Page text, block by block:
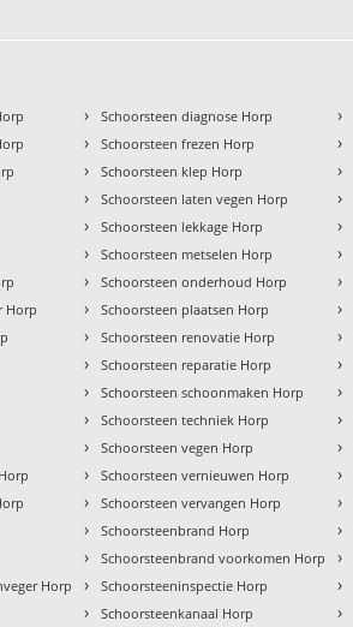
Horp
Horp
› Schoorsteen diagnose Horp
› Schoorsteen frezen Horp
› Schoorsteen klep Horp
› Schoorsteen laten vegen Horp
› Schoorsteen lekkage Horp
› Schoorsteen metselen Horp
› Schoorsteen onderhoud Horp
› Schoorsteen plaatsen Horp
› Schoorsteen renovatie Horp
› Schoorsteen reparatie Horp
› Schoorsteen schoonmaken Horp
› Schoorsteen techniek Horp
› Schoorsteen vegen Horp
› Schoorsteen vernieuwen Horp
› Schoorsteen vervangen Horp
› Schoorsteenbrand Horp
› Schoorsteenbrand voorkomen Horp
› Schoorsteeninspectie Horp
› Schoorsteenkanaal Horp
›
›
›
›
›
›
›
›
›
›
›
›
›
›
›
›
›
›
›